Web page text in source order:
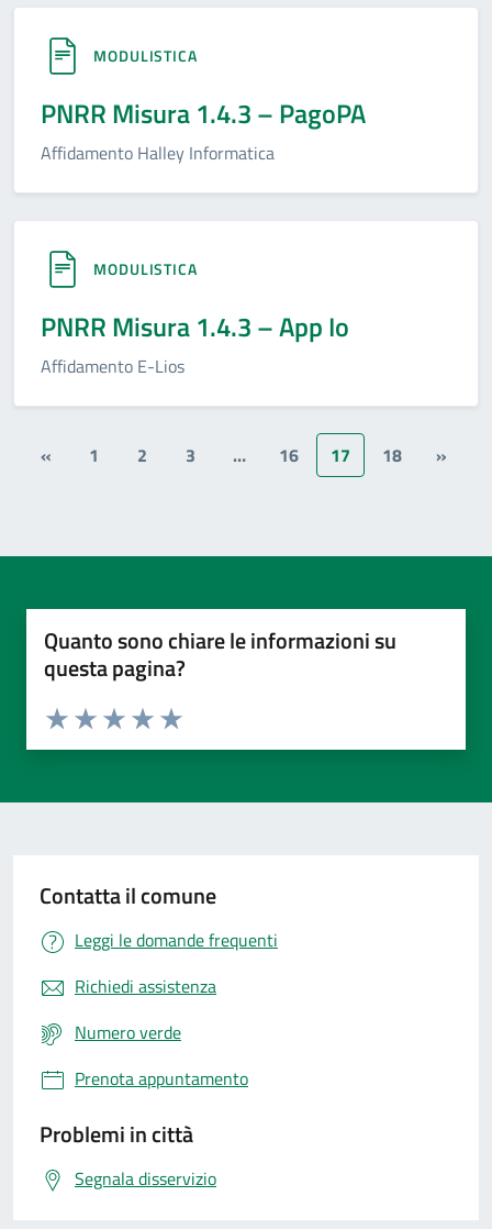
MODULISTICA
PNRR Misura 1.4.3 – PagoPA
Affidamento Halley Informatica
MODULISTICA
PNRR Misura 1.4.3 – App Io
Affidamento E-Lios
« 1 2 3 … 16 17 18 »
Quanto sono chiare le informazioni su
questa pagina?
Valuta da 1 a 5 stelle la pagina
Valuta 5 stelle su 5
Valuta 4 stelle su 5
Valuta 3 stelle su 5
Valuta 2 stelle su 5
Valuta 1 stelle su 5
Contatta il comune
Leggi le domande frequenti
Richiedi assistenza
Numero verde
Prenota appuntamento
Problemi in città
Segnala disservizio